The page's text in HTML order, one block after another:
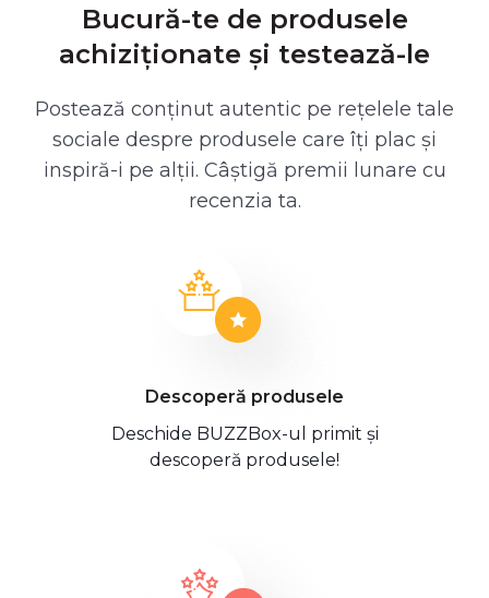
Bucură-te de produsele
achiziționate și testează-le
Postează conținut autentic pe rețelele tale
sociale despre produsele care îți plac și
inspiră-i pe alții. Câștigă premii lunare cu
recenzia ta.
Descoperă produsele
Deschide BUZZBox-ul primit și
descoperă produsele!